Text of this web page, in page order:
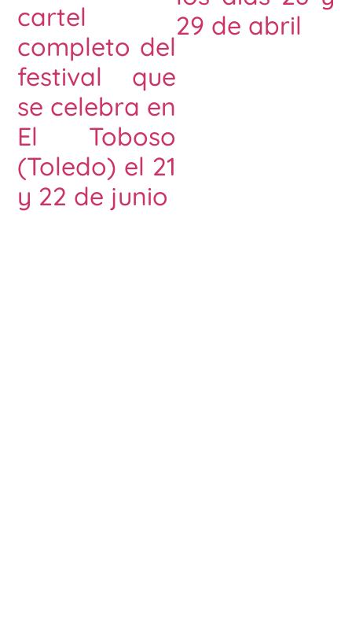
cartel
completo del
festival que
se celebra en
El Toboso
(Toledo) el 21
y 22 de junio
29 de abril